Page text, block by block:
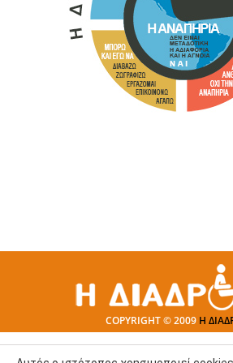
COPYRIGHT © 2009 Η